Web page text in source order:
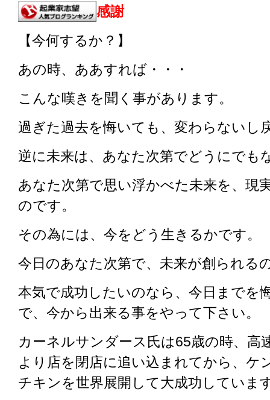
感謝
【今何するか？】
あの時、ああすれば・・・
こんな嘆きを聞く事があります。
過ぎた過去を悔いても、変わらないし
逆に未来は、あなた次第でどうにでも
あなた次第で思い浮かべた未来を、現
のです。
その為には、 今をどう生きるかです。
今日のあなた次第で、未来が創られる
本気で成功したいのなら、今日までを
で、今から出来る事をやって下さい。
カーネルサンダース氏は65歳の時、高
より店を閉店に追い込まれてから、ケ
チキンを世界展開して大成功していま